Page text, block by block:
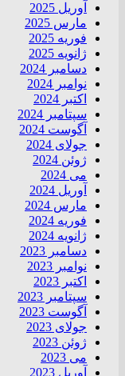
آوریل 2025
مارس 2025
فوریه 2025
ژانویه 2025
دسامبر 2024
نوامبر 2024
اکتبر 2024
سپتامبر 2024
آگوست 2024
جولای 2024
ژوئن 2024
می 2024
آوریل 2024
مارس 2024
فوریه 2024
ژانویه 2024
دسامبر 2023
نوامبر 2023
اکتبر 2023
سپتامبر 2023
آگوست 2023
جولای 2023
ژوئن 2023
می 2023
آوریل 2023